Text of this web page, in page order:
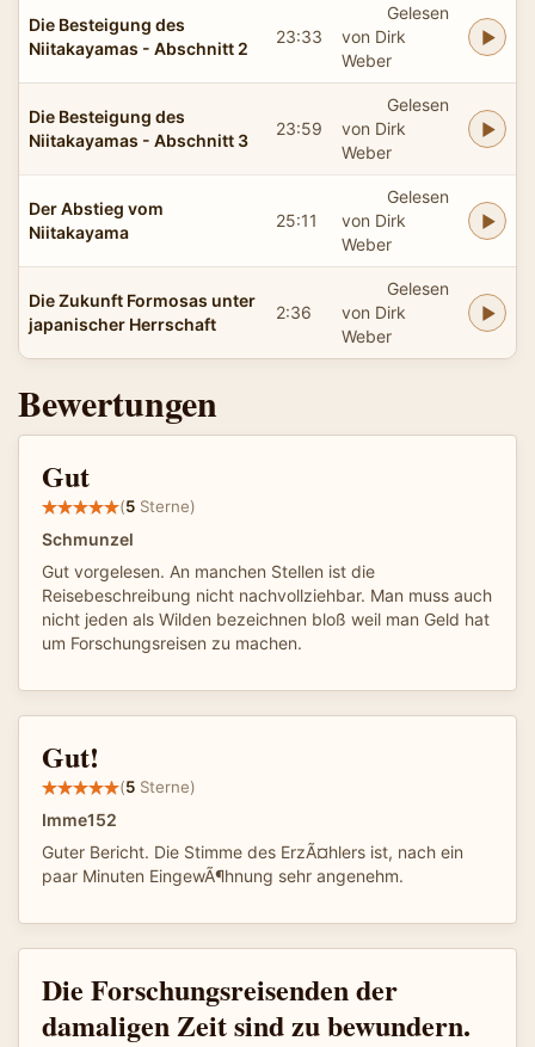
Die Besteigung des
Niitakayamas - Abschnitt 2
23:33
Gelesen
von Dirk
Weber
Die Besteigung des
Niitakayamas - Abschnitt 3
23:59
Gelesen
von Dirk
Weber
Der Abstieg vom
Niitakayama
25:11
Gelesen
von Dirk
Weber
Die Zukunft Formosas unter
japanischer Herrschaft
2:36
Gelesen
von Dirk
Weber
Bewertungen
Gut
(5 Sterne)
Schmunzel
Gut vorgelesen. An manchen Stellen ist die
Reisebeschreibung nicht nachvollziehbar. Man muss auch
nicht jeden als Wilden bezeichnen bloß weil man Geld hat
um Forschungsreisen zu machen.
Gut!
(5 Sterne)
Imme152
Guter Bericht. Die Stimme des ErzÃ¤hlers ist, nach ein
paar Minuten EingewÃ¶hnung sehr angenehm.
Die Forschungsreisenden der
damaligen Zeit sind zu bewundern.